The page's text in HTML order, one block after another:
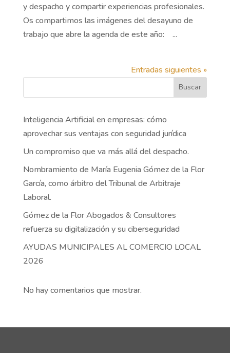
y despacho y compartir experiencias profesionales.
Os compartimos las imágenes del desayuno de
trabajo que abre la agenda de este año: ...
Entradas siguientes »
Buscar
Inteligencia Artificial en empresas: cómo
aprovechar sus ventajas con seguridad jurídica
Un compromiso que va más allá del despacho.
Nombramiento de María Eugenia Gómez de la Flor
García, como árbitro del Tribunal de Arbitraje
Laboral.
Gómez de la Flor Abogados & Consultores
refuerza su digitalización y su ciberseguridad
AYUDAS MUNICIPALES AL COMERCIO LOCAL
2026
No hay comentarios que mostrar.